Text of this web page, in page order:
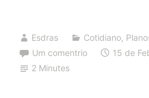
Esdras Cotidiano,
Um comentrio
15 de
2 Minutes